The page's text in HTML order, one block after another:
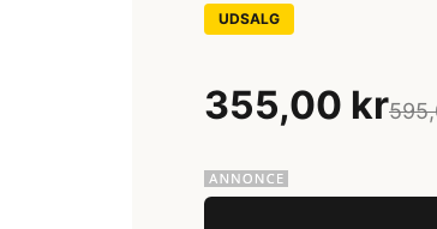
UDSALG
355,00 kr